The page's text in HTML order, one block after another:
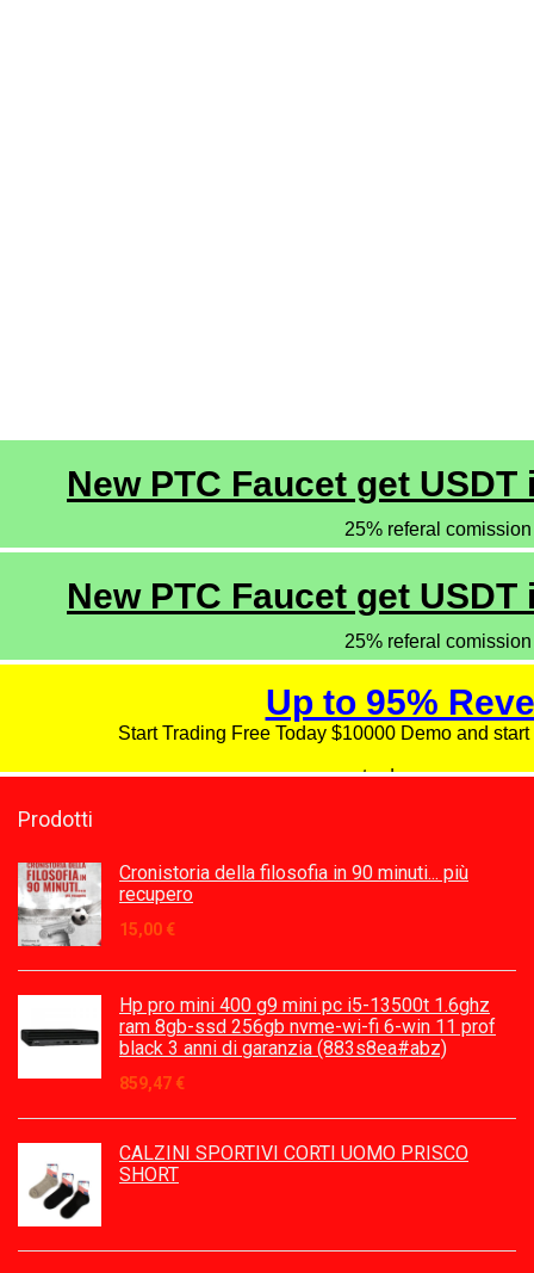
Prodotti
Cronistoria della filosofia in 90 minuti... più
recupero
15,00 €
Hp pro mini 400 g9 mini pc i5-13500t 1.6ghz
ram 8gb-ssd 256gb nvme-wi-fi 6-win 11 prof
black 3 anni di garanzia (883s8ea#abz)
859,47 €
CALZINI SPORTIVI CORTI UOMO PRISCO
SHORT